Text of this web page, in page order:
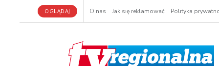
OGLĄDAJ O nas Jak się reklamować Polityka